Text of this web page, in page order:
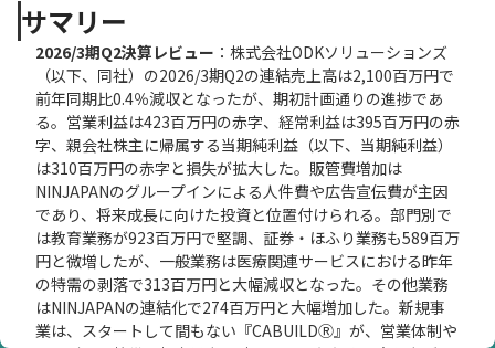
サマリー
2026/3期Q2決算レビュー ：株式会社ODKソリューションズ
（以下、同社）の2026/3期Q2の連結売上高は2,100百万円で
前年同期比0.4％減収となったが、期初計画通りの進捗であ
る。営業利益は423百万円の赤字、経常利益は395百万円の赤
字、親会社株主に帰属する当期純利益（以下、当期純利益）
は310百万円の赤字と損失が拡大した。販管費増加は
NINJAPANのグループインによる人件費や広告宣伝費が主因
であり、将来成長に向けた投資と位置付けられる。部門別で
は教育業務が923百万円で堅調、証券・ほふり業務も589百万
円と微増したが、一般業務は医療関連サービスにおける昨年
の特需の剥落で313百万円と大幅減収となった。その他業務
はNINJAPANの連結化で274百万円と大幅増加した。新規事
業は、スタートして間もない『CABUILDⓇ』が、営業体制や